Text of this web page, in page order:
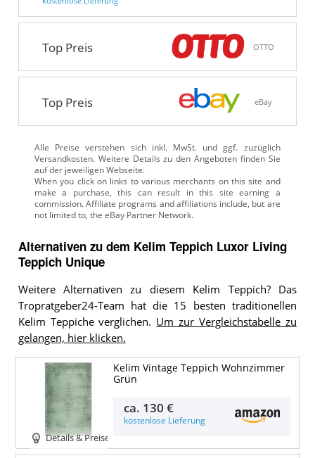
Top Preis OTTO
Top Preis eBay
Alle Preise verstehen sich inkl. MwSt. und ggf. zuzüglich
Versandkosten. Weitere Details zu den Angeboten finden Sie
auf der jeweiligen Webseite.
Alternativen zu dem Kelim Teppich Luxor Living
Teppich Unique
Weitere Alternativen zu diesem Kelim Teppich? Das
Tropratgeber24-Team hat die 15 besten traditionellen
Kelim Teppiche verglichen. Um zur Vergleichstabelle zu
gelangen, hier klicken.
Details & Preise
Kelim Vintage Teppich Wohnzimmer
Grün
ca. 130 €
kostenlose Lieferung